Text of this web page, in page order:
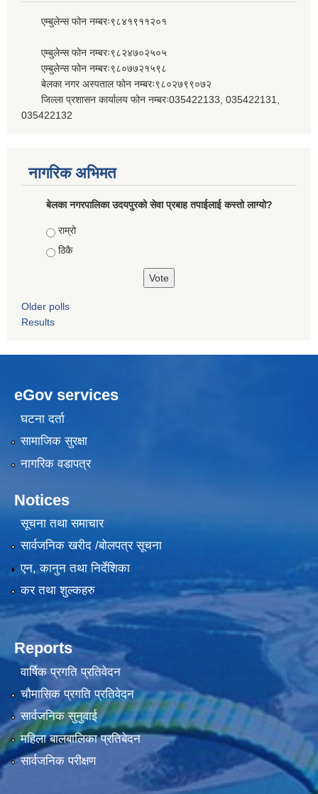
एम्बुलेन्स फोन नम्बरः९८४१९११२०१
एम्बुलेन्स फोन नम्बरः९८२४७०२५०५
एम्बुलेन्स फोन नम्बरः९८०७७२१५९८
बेलका नगर अस्पताल फोन नम्बरः९८०२७९९०७२
जिल्ला प्रशासन कार्यालय फोन नम्बरः035422133, 035422131,
035422132
नागरिक अभिमत
बेलका नगरपालिका उदयपुरको सेवा प्रबाह तपाईलाई कस्तो लाग्यो?
Choices
राम्रो
ठिकै
Older polls
Results
eGov services
घटना दर्ता
सामाजिक सुरक्षा
नागरिक वडापत्र
Notices
सूचना तथा समाचार
सार्वजनिक खरीद /बोलपत्र सूचना
एन, कानुन तथा निर्देशिका
कर तथा शुल्कहरु
Reports
वार्षिक प्रगति प्रतिवेदन
चौमासिक प्रगति प्रतिवेदन
सार्वजनिक सुनुवाई
महिला बालबालिका प्रतिबेदन
सार्वजनिक परीक्षण